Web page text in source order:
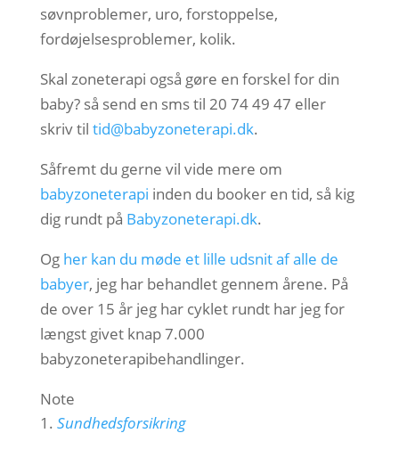
søvnproblemer, uro, forstoppelse,
fordøjelsesproblemer, kolik.
Skal zoneterapi også gøre en forskel for din
baby? så send en sms til 20 74 49 47 eller
skriv til tid@babyzoneterapi.dk.
Såfremt du gerne vil vide mere om
babyzoneterapi inden du booker en tid, så kig
dig rundt på Babyzoneterapi.dk.
Og her kan du møde et lille udsnit af alle de
babyer, jeg har behandlet gennem årene. På
de over 15 år jeg har cyklet rundt har jeg for
længst givet knap 7.000
babyzoneterapibehandlinger.
Note
Sundhedsforsikring